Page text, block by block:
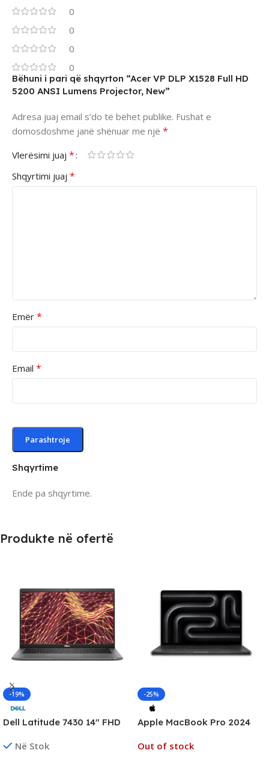
0
0
0
0
Shqyrtime
Ende pa shqyrtime.
Bëhuni i pari që shqyrton “Acer VP DLP X1528 Full HD
5200 ANSI Lumens Projector, New”
Adresa juaj email s’do të bëhet publike. Fushat e
domosdoshme janë shënuar me një *
Vlerësimi juaj *
Shqyrtimi juaj *
Emër *
Email *
Produkte në ofertë
-19%
Dell Latitude 7430 14″ FHD
Gen12, 16GB DDR4, 512GB
Në Stok
-25%
Apple MacBook Pro 2024
24GB RAM, 512GB SSD, New
Out of stock